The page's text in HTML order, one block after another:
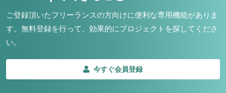
ご登録頂いたフリーランスの方向けに便利な専用機能がありま
す。 無料登録を行って、効果的にプロジェクトを探してくださ
い。
今すぐ会員登録